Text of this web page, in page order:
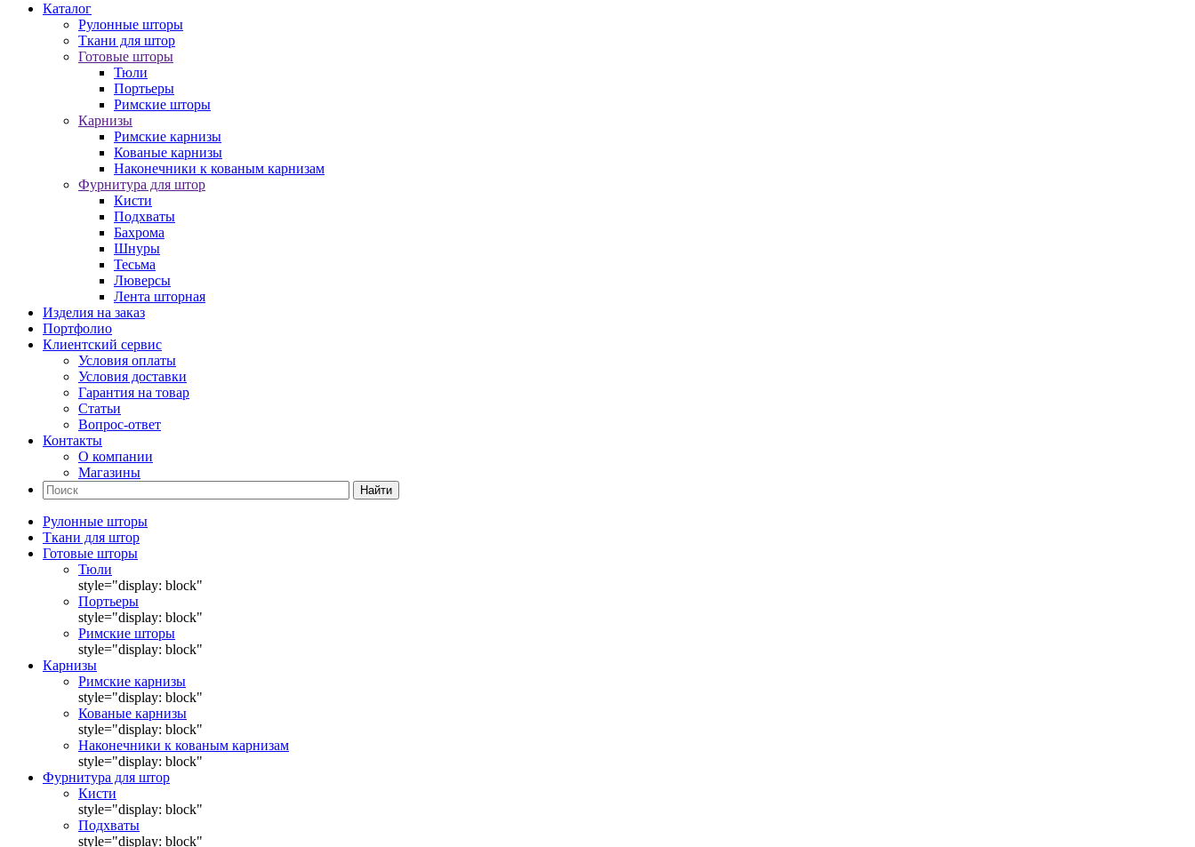
Каталог
Рулонные шторы
Ткани для штор
Готовые шторы
Тюли
Портьеры
Римские шторы
Карнизы
Римские карнизы
Кованые карнизы
Наконечники к кованым карнизам
Фурнитура для штор
Кисти
Подхваты
Бахрома
Шнуры
Тесьма
Люверсы
Лента шторная
Изделия на заказ
Портфолио
Клиентский сервис
Условия оплаты
Условия доставки
Гарантия на товар
Статьи
Вопрос-ответ
Контакты
О компании
Магазины
Найти
Рулонные шторы
Ткани для штор
Готовые шторы
Тюли
style="display: block"
Портьеры
style="display: block"
Римские шторы
style="display: block"
Карнизы
Римские карнизы
style="display: block"
Кованые карнизы
style="display: block"
Наконечники к кованым карнизам
style="display: block"
Фурнитура для штор
Кисти
style="display: block"
Подхваты
style="display: block"